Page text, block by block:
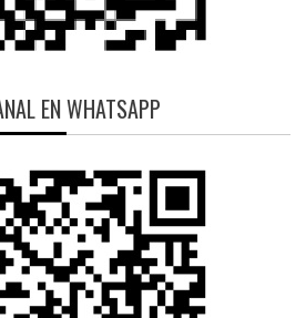
EN WHATSAPP